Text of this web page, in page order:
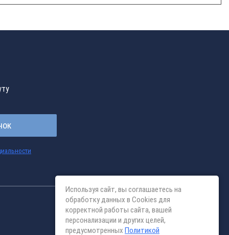
Используя сайт, вы соглашаетесь на
обработку данных в Cookies для
корректной работы сайта, вашей
персонализации и других целей,
предусмотренных Политикой